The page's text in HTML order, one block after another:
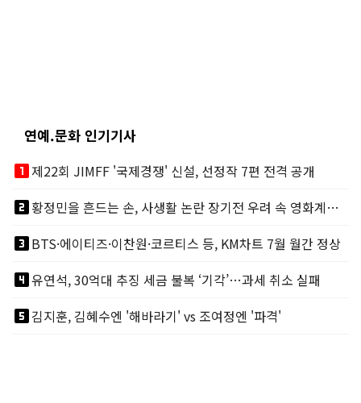
연예.문화 인기기사
looks_one제22회 JIMFF '국제경쟁' 신설, 선정작 7편 전격 공개
looks_two
황정민을 흔드는 손, 사생활 논란 장기전 우려 속 영화계도 리스크
looks_3BTS·에이티즈·이찬원·코르티스 등, KM차트 7월 월간 정상
looks_4유연석, 30억대 추징 세금 불복 ‘기각’…과세 취소 실패
looks_5김지훈, 김혜수엔 '해바라기' vs 조여정엔 '파격'